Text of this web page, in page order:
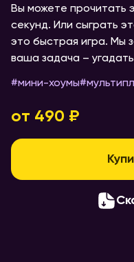
Вы можете прочитать
секунд. Или сыграть
это быстрая игра. Мы
ваша задача –
#мини-хоумы#
от 490 ₽